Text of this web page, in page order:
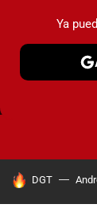
HOY SE
DGT
Ya